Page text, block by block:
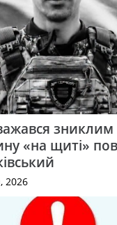
зниклим
«на щиті»
2026